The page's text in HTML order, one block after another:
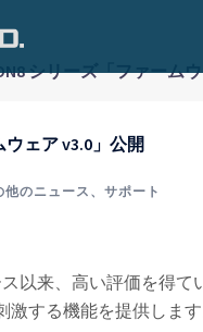
シリーズ「ファーム
ウェア v3.0」公開
他のニュース 、 サポート
以来、高い評価を得
する機能を提供します